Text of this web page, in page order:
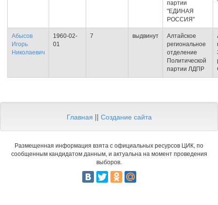
партии
"ЕДИНАЯ
РОССИЯ"
Абысов
Игорь
Николаевич
1960-02-
01
7 выдвинут
Алтайское
региональное
отделение
Политической
партии ЛДПР
Главная || Создание сайта
Размещенная информация взята с официальных ресурсов ЦИК, по
сообщенным кандидатом данным, и актуальна на момент проведения
выборов.